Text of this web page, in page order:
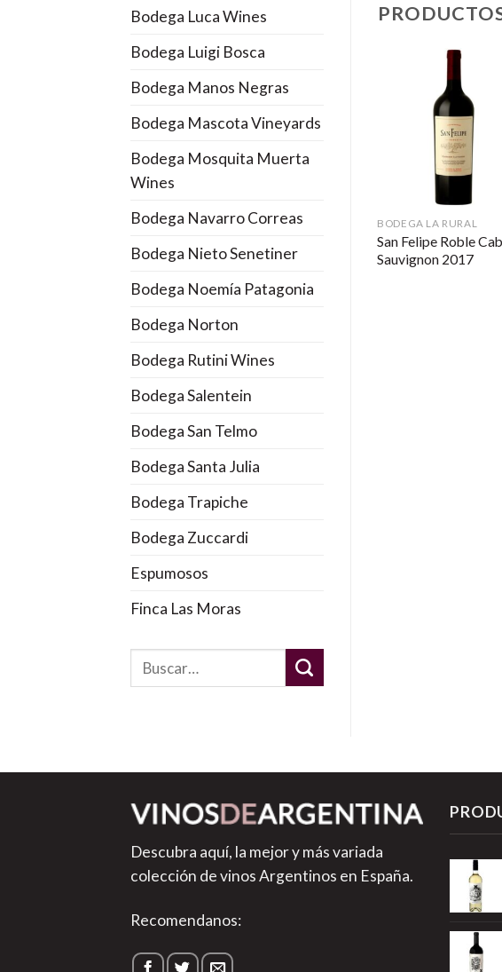
Bodega Luca Wines
Bodega Luigi Bosca
Bodega Manos Negras
Bodega Mascota Vineyards
Bodega Mosquita Muerta
Wines
Bodega Navarro Correas
Bodega Nieto Senetiner
Bodega Noemía Patagonia
Bodega Norton
Bodega Rutini Wines
Bodega Salentein
Bodega San Telmo
Bodega Santa Julia
Bodega Trapiche
Bodega Zuccardi
Espumosos
Finca Las Moras
BODEGA LA RURAL
San Felipe Roble
Sauvignon 2017
BODEGA LA RURAL
Descubra aquí, la mejor y más variada
colección de vinos Argentinos en España.
Recomendanos: